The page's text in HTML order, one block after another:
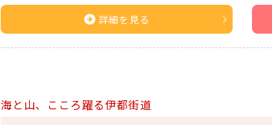
詳細を見る
海と山、こころ躍る伊都街道